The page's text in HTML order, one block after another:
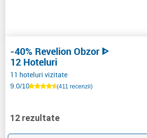
12 rezultate
-40% Revelion Obzor ᐈ
12 Hoteluri
11 hoteluri vizitate
9.0/10 (411 recenzii)